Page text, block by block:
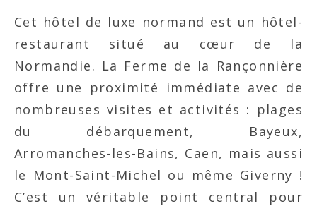
Cet hôtel de luxe normand est un hôtel-
restaurant situé au cœur de la
Normandie. La Ferme de la Rançonnière
offre une proximité immédiate avec de
nombreuses visites et activités : plages
du débarquement, Bayeux,
Arromanches-les-Bains, Caen, mais aussi
le Mont-Saint-Michel ou même Giverny !
C’est un véritable point central pour